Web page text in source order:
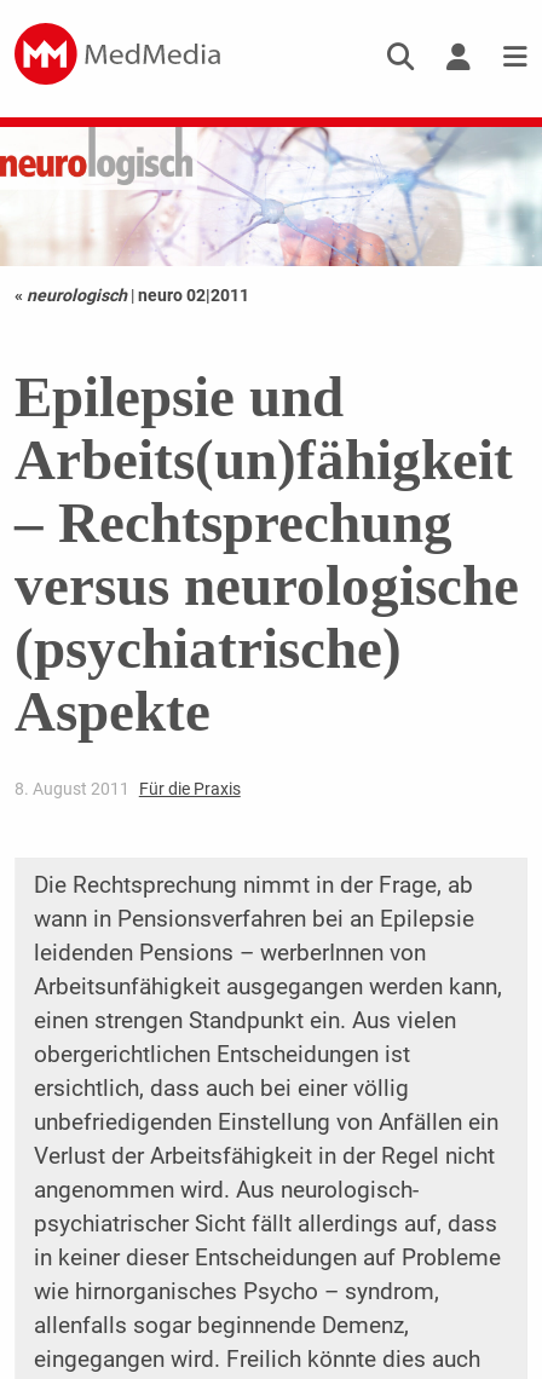
« neurologisch |neuro 02|2011
Epilepsie und
Arbeits(un)fähigkeit
– Rechtsprechung
versus neurologische
(psychiatrische)
Aspekte
8. August 2011 Für die Praxis
Die Rechtsprechung nimmt in der Frage, ab
wann in Pensionsverfahren bei an Epilepsie
leidenden Pensions – werberInnen von
Arbeitsunfähigkeit ausgegangen werden kann,
einen strengen Standpunkt ein. Aus vielen
obergerichtlichen Entscheidungen ist
ersichtlich, dass auch bei einer völlig
unbefriedigenden Einstellung von Anfällen ein
Verlust der Arbeitsfähigkeit in der Regel nicht
angenommen wird. Aus neurologisch-
psychiatrischer Sicht fällt allerdings auf, dass
in keiner dieser Entscheidungen auf Probleme
wie hirnorganisches Psycho – syndrom,
allenfalls sogar beginnende Demenz,
eingegangen wird. Freilich könnte dies auch